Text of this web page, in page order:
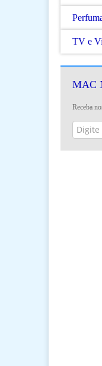
TV e
MAC
Receba